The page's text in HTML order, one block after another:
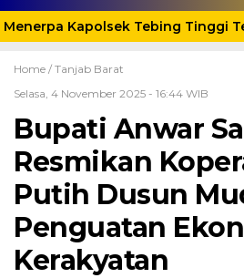
Kapolsek Tebing Tinggi
Home / Tanjab Barat
Selasa, 4 November 2025 - 16:44 WIB
Bupati Anwar
Resmikan
Putih Dusun
Penguatan
Kerakyatan